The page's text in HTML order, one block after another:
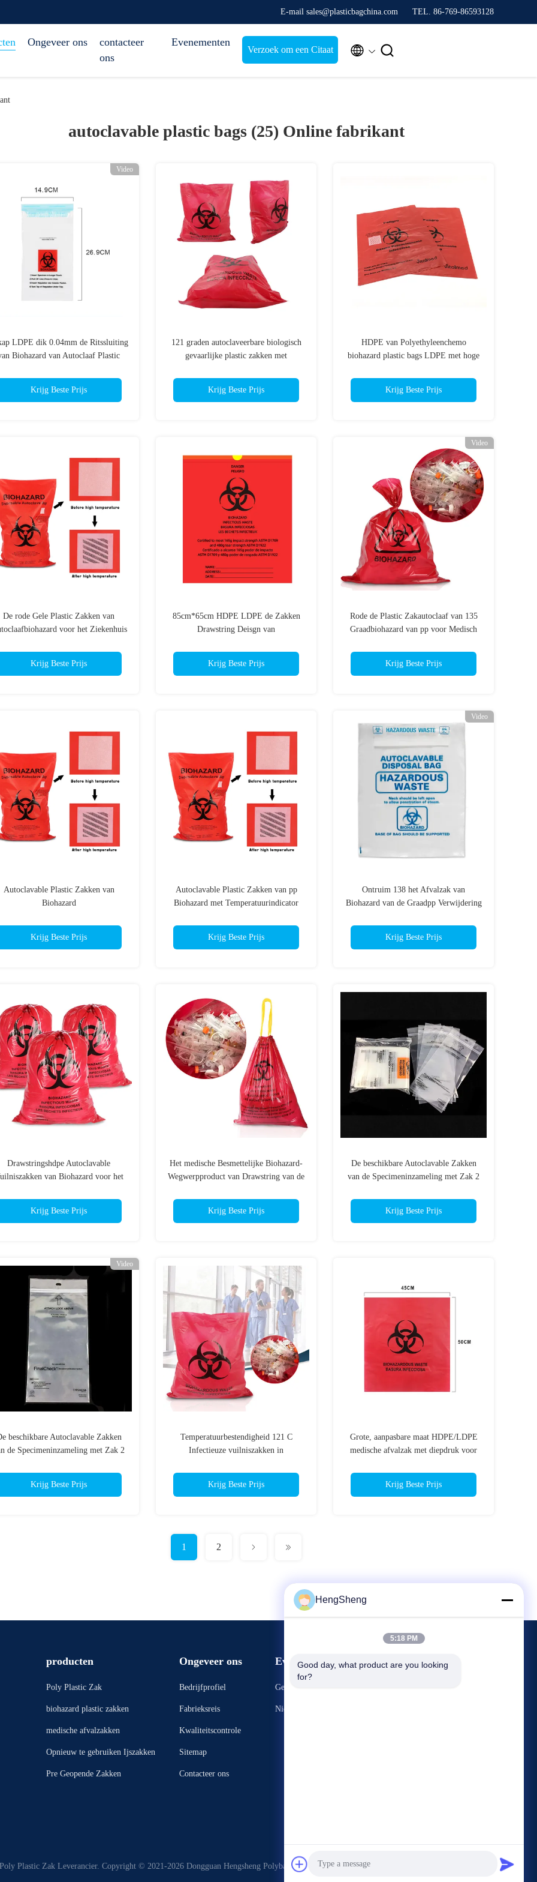
E-mail sales@plasticbagchina.com TEL. 86-769-86593128
Ongeveer ons
contacteer
ons
Evenementen
Verzoek om een Citaat  
autoclavable plastic bags (25) Online fabrikant
Video
LDPE dik 0.04mm de Ritssluiting
Biohazard van Autoclaaf Plastic
Krijg Beste Prijs
121 graden autoclaveerbare biologisch
gevaarlijke plastic zakken met
Krijg Beste Prijs
HDPE van Polyethyleenchemo
biohazard plastic bags LDPE met hoge
Krijg Beste Prijs
De rode Gele Plastic Zakken van
voor het Ziekenhuis
Krijg Beste Prijs
85cm*65cm HDPE LDPE de Zakken
Drawstring Deisgn van
Krijg Beste Prijs
Video
Rode de Plastic Zakautoclaaf van 135
Graadbiohazard van pp voor Medisch
Krijg Beste Prijs
Autoclavable Plastic Zakken van
Biohazard
Krijg Beste Prijs
Autoclavable Plastic Zakken van pp
Biohazard met Temperatuurindicator
Krijg Beste Prijs
Video
Ontruim 138 het Afvalzak van
Biohazard van de Graadpp Verwijdering
Krijg Beste Prijs
Drawstringshdpe Autoclavable
van Biohazard voor het
Krijg Beste Prijs
Het medische Besmettelijke Biohazard-
Wegwerpproduct van Drawstring van de
Krijg Beste Prijs
De beschikbare Autoclavable Zakken
van de Specimeninzameling met Zak 2
Krijg Beste Prijs
Video
beschikbare Autoclavable Zakken
de Specimeninzameling met Zak 2
Krijg Beste Prijs
Temperatuurbestendigheid 121 C
Infectieuze vuilniszakken in
Krijg Beste Prijs
Grote, aanpasbare maat HDPE/LDPE
medische afvalzak met diepdruk voor
Krijg Beste Prijs
1 2
producten
Poly Plastic Zak
biohazard plastic zakken
medische afvalzakken
Opnieuw te gebruiken Ijszakken
Pre Geopende Zakken
Ongeveer ons
Bedrijfprofiel
Fabrieksreis
Kwaliteitscontrole
Sitemap
Contacteer ons
Evenementen
Gevallen
Nieuws
Verzoek om een Citaat
Plastic Zak Leverancier. Copyright © 2021-2026 Dongguan Hengsheng Polybag Co., Ltd. . Alle rechten voorbehoudena.
HengSheng
5:18 PM
Good day, what product are you looking
for?